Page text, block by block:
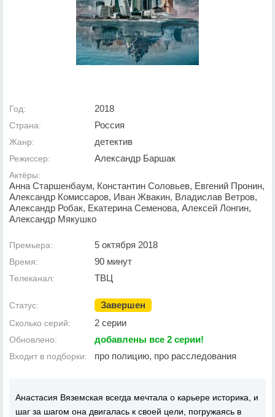
Год: 2018
Страна: Россия
Жанр: детектив
Режиссер: Александр Баршак
Актёры:
Анна Старшенбаум, Константин Соловьев, Евгений Пронин,
Александр Комиссаров, Иван Жвакин, Владислав Ветров,
Александр Робак, Екатерина Семенова, Алексей Лонгин,
Александр Мякушко
Премьера: 5 октября 2018
Время: 90 минут
Телеканал: ТВЦ
Статус: Завершен
Сколько серий: 2 серии
Обновлено: добавлены все 2 серии!
Входит в подборки: про полицию, про расследования
Анастасия Вяземская всегда мечтала о карьере историка, и
шаг за шагом она двигалась к своей цели, погружаясь в